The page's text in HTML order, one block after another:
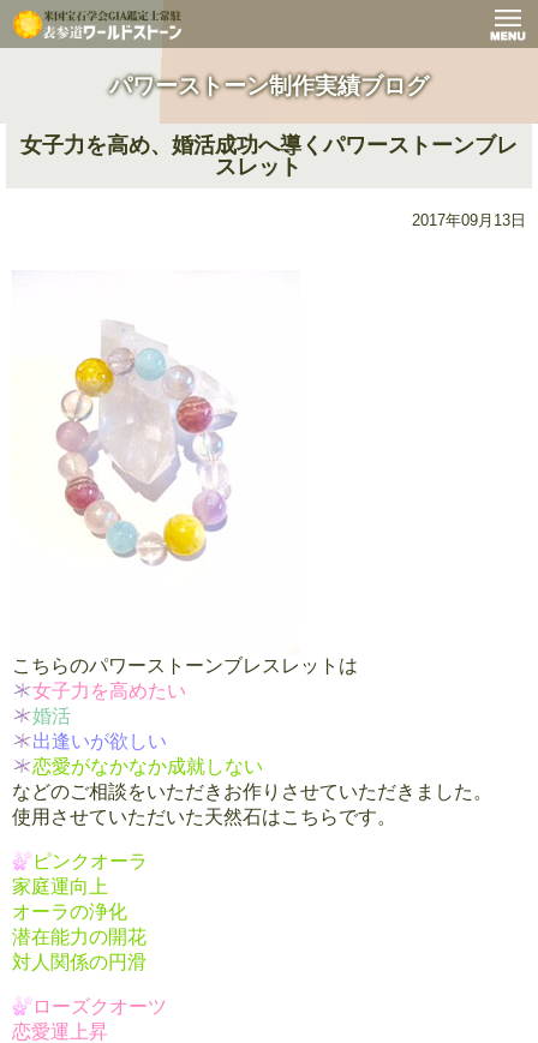
パワーストーン制作実績ブログ
女子力を高め、婚活成功へ導くパワーストーンブレ
スレット
2017年09月13日
こちらのパワーストーンブレスレットは
女子力を高めたい
婚活
出逢いが欲しい
恋愛がなかなか成就しない
などのご相談をいただきお作りさせていただきました。
使用させていただいた天然石はこちらです。
ピンクオーラ
家庭運向上
オーラの浄化
潜在能力の開花
対人関係の円滑
ローズクオーツ
恋愛運上昇